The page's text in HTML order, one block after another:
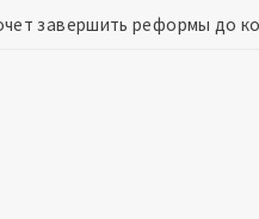
завершить реформы до